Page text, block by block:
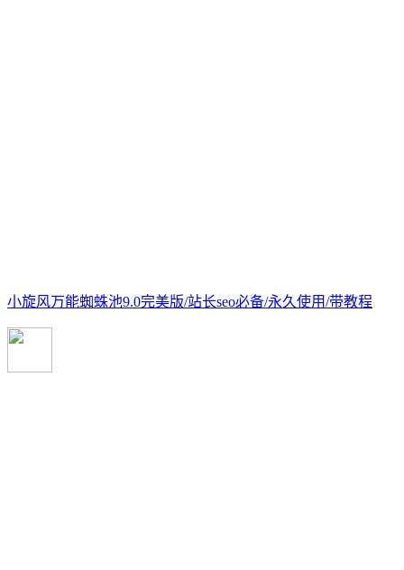
小旋风万能蜘蛛池9.0完美版/站长seo必备/永久使用/带教程